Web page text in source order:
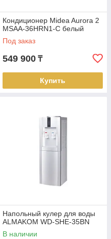
Кондиционер Midea Aurora 2
MSAA-36HRN1-С белый
Под заказ
549 900 ₸
Купить
Напольный кулер для воды
ALMAKOM WD-SHE-35BN
В наличии